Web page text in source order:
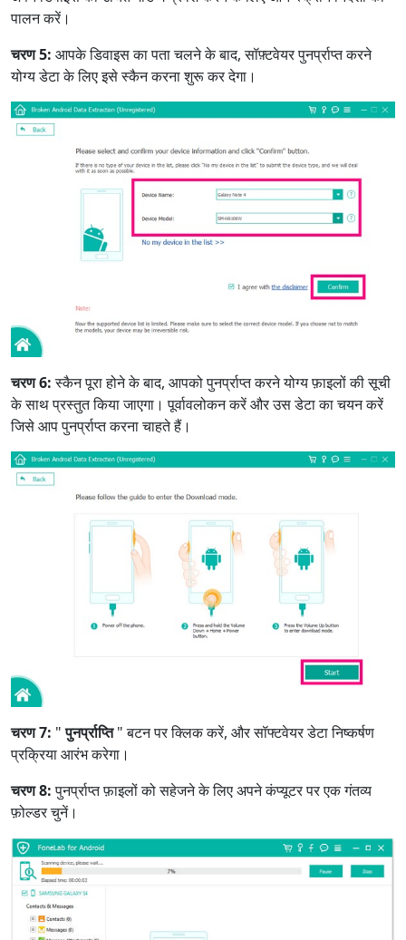
पालन करें।
चरण 5: आपके डिवाइस का पता चलने के बाद, सॉफ़्टवेयर पुनर्प्राप्त करने
योग्य डेटा के लिए इसे स्कैन करना शुरू कर देगा।
चरण 6:स्कैन पूरा होने के बाद, आपको पुनर्प्राप्त करने योग्य फ़ाइलों की सूची
के साथ प्रस्तुत किया जाएगा। पूर्वावलोकन करें और उस डेटा का चयन करें
जिसे आप पुनर्प्राप्त करना चाहते हैं।
चरण 7: "पुनर्प्राप्ति" बटन पर क्लिक करें, और सॉफ्टवेयर डेटा निष्कर्षण
प्रक्रिया आरंभ करेगा।
चरण 8:पुनर्प्राप्त फ़ाइलों को सहेजने के लिए अपने कंप्यूटर पर एक गंतव्य
फ़ोल्डर चुनें।